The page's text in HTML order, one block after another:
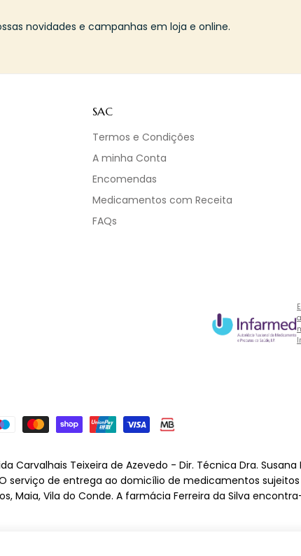
novidades e campanhas em loja e online.
SAC
Termos e Condições
A minha Conta
Encomendas
Medicamentos com Receita
FAQs
Carvalhais Teixeira de Azevedo - Dir. Técnica Dra.
O serviço de entrega ao domicílio de medicamentos
Maia, Vila do Conde. A farmácia Ferreira da Silva